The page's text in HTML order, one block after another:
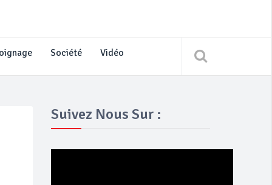
Société Vidéo
Suivez Nous Sur :